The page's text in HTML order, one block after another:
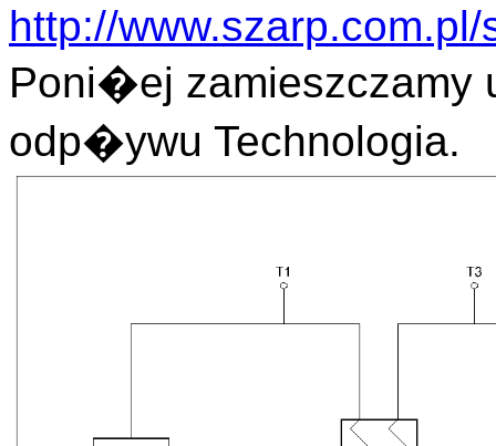
http://
Poni�ej zamieszczamy
odp�ywu Technologia.